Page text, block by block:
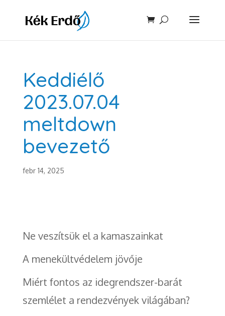
Keddiélő
2023.07.04
meltdown
bevezető
febr 14, 2025
Ne veszítsük el a kamaszainkat
A menekültvédelem jövője
Miért fontos az idegrendszer-barát
szemlélet a rendezvények világában?